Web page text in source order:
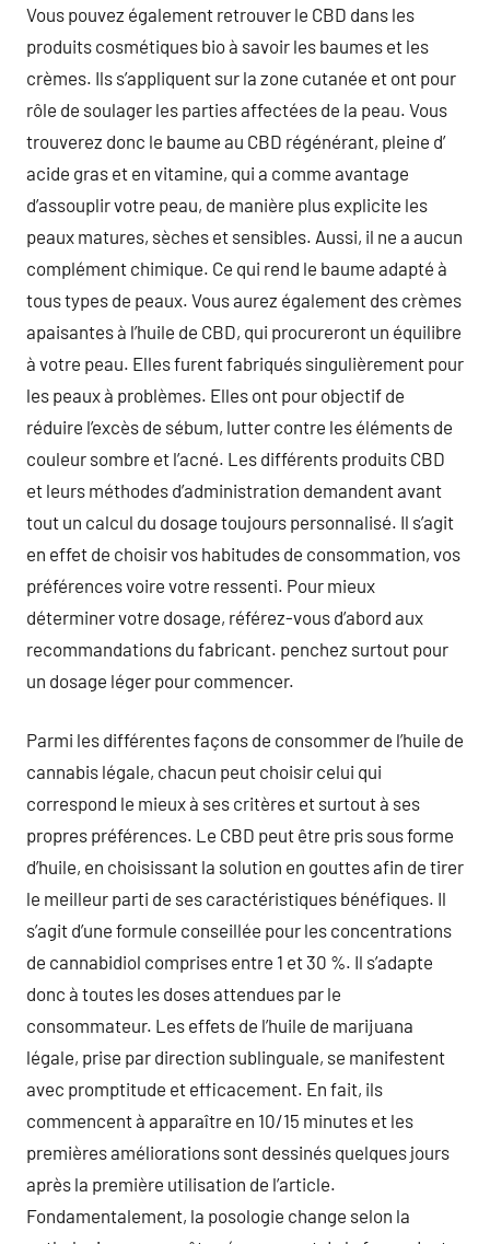
Vous pouvez également retrouver le CBD dans les
produits cosmétiques bio à savoir les baumes et les
crèmes. Ils s’appliquent sur la zone cutanée et ont pour
rôle de soulager les parties affectées de la peau. Vous
trouverez donc le baume au CBD régénérant, pleine d’
acide gras et en vitamine, qui a comme avantage
d’assouplir votre peau, de manière plus explicite les
peaux matures, sèches et sensibles. Aussi, il ne a aucun
complément chimique. Ce qui rend le baume adapté à
tous types de peaux. Vous aurez également des crèmes
apaisantes à l’huile de CBD, qui procureront un équilibre
à votre peau. Elles furent fabriqués singulièrement pour
les peaux à problèmes. Elles ont pour objectif de
réduire l’excès de sébum, lutter contre les éléments de
couleur sombre et l’acné. Les différents produits CBD
et leurs méthodes d’administration demandent avant
tout un calcul du dosage toujours personnalisé. Il s’agit
en effet de choisir vos habitudes de consommation, vos
préférences voire votre ressenti. Pour mieux
déterminer votre dosage, référez-vous d’abord aux
recommandations du fabricant. penchez surtout pour
un dosage léger pour commencer.
Parmi les différentes façons de consommer de l’huile de
cannabis légale, chacun peut choisir celui qui
correspond le mieux à ses critères et surtout à ses
propres préférences. Le CBD peut être pris sous forme
d’huile, en choisissant la solution en gouttes afin de tirer
le meilleur parti de ses caractéristiques bénéfiques. Il
s’agit d’une formule conseillée pour les concentrations
de cannabidiol comprises entre 1 et 30 %. Il s’adapte
donc à toutes les doses attendues par le
consommateur. Les effets de l’huile de marijuana
légale, prise par direction sublinguale, se manifestent
avec promptitude et efficacement. En fait, ils
commencent à apparaître en 10/15 minutes et les
premières améliorations sont dessinés quelques jours
après la première utilisation de l’article.
Fondamentalement, la posologie change selon la